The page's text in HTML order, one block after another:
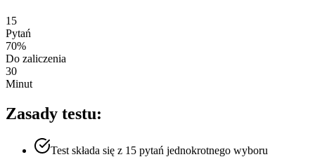
15
Pytań
70%
Do zaliczenia
30
Minut
Zasady testu:
Test składa się z 15 pytań jednokrotnego wyboru